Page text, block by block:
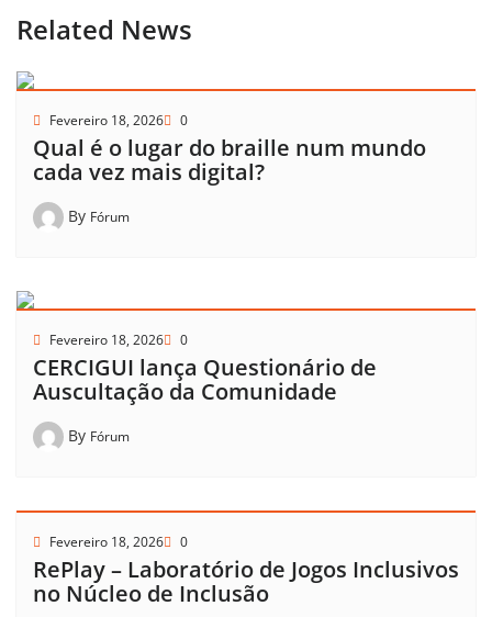
Related News
Fevereiro 18, 2026 0
Qual é o lugar do braille num mundo
cada vez mais digital?
By Fórum
Fevereiro 18, 2026 0
CERCIGUI lança Questionário de
Auscultação da Comunidade
By Fórum
Fevereiro 18, 2026 0
RePlay – Laboratório de Jogos Inclusivos
no Núcleo de Inclusão